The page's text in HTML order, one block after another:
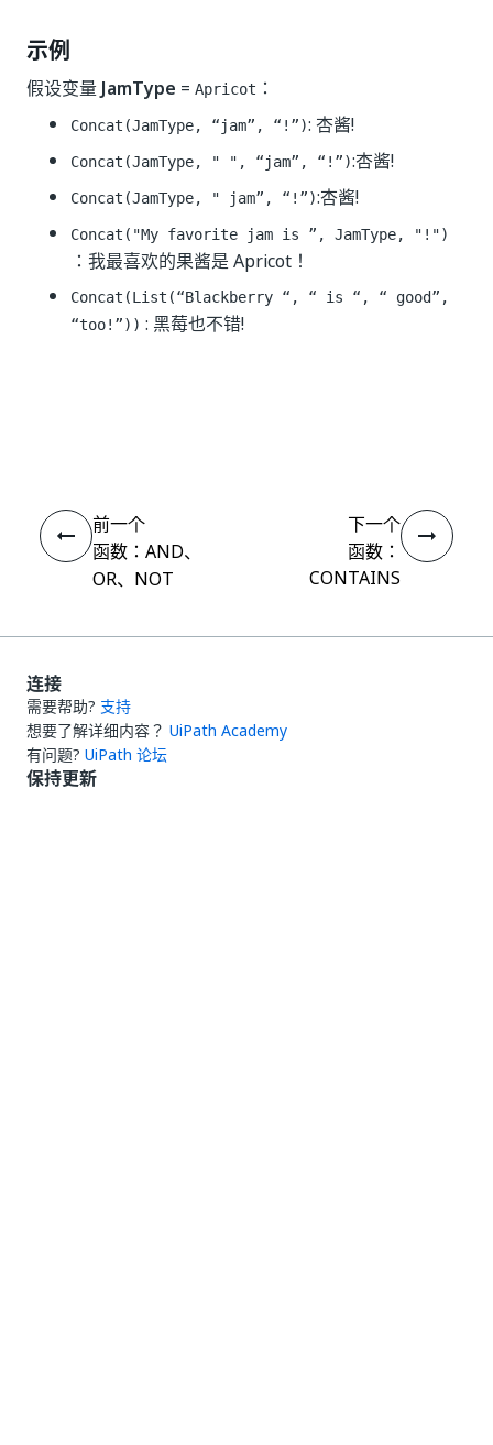
示例
假设变量JamType = Apricot ：
Concat(JamType, “jam”, “!”): 杏酱!
Concat(JamType, " ", “jam”, “!”):杏酱!
Concat(JamType, " jam”, “!”):杏酱!
Concat("My favorite jam is ”, JamType, "!")
：我最喜欢的果酱是 Apricot！
Concat(List(“Blackberry “, “ is “, “ good”,
“too!”)) : 黑莓也不错!
前一个
函数：AND、
OR、NOT
下一个
函数：
CONTAINS
连接
需要帮助? 支持
想要了解详细内容？ UiPath Academy
有问题? UiPath 论坛
保持更新